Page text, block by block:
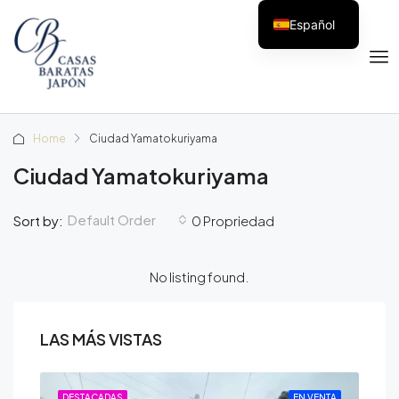
Home Ciudad Yamatokuriyama
Ciudad Yamatokuriyama
0 Propriedad
Sort by: Default Order
No listing found.
LAS MÁS VISTAS
Español